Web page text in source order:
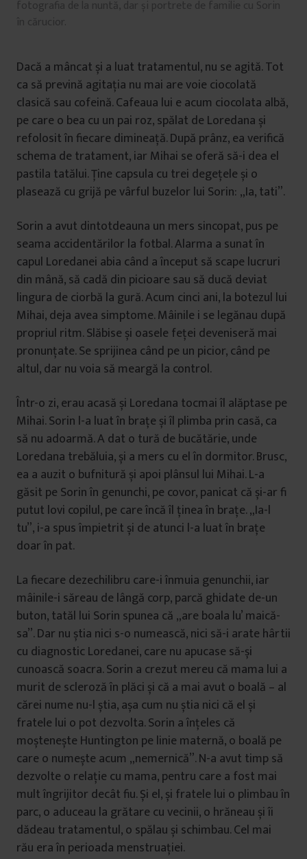
fotografia de la nuntă, dar și portrete de familie cu Sorin
în cărucior.
Dacă a mâncat și a luat tratamentul, nu se agită. Tot
ca să prevină agitația nu mai are voie ciocolată
clasică sau cofeină. Cafeaua lui e acum ciocolata albă,
pe care o bea cu un pai roz, spălat de Loredana și
refolosit în fiecare dimineață. După prânz, ea verifică
schema de tratament, iar Mihai se oferă să-i dea el
pastila tatălui. Ține capsula cu trei degețele și o
plasează cu grijă pe vârful buzelor lui Sorin: „Ia, tati”.
Sorin a avut dintotdeauna un mers sincopat, pus pe
seama accidentărilor la fotbal. Alarma a sunat în
capul Loredanei abia când a început să scape lucruri
din mână, să cadă din picioare sau să ducă deviat
lingura de ciorbă la gură. Acum cinci ani, la botezul lui
Mihai, deja avea simptome. Mâinile i se legănau după
propriul ritm. Slăbise și oasele feței deveniseră mai
pronunțate. Se sprijinea când pe un picior, când pe
altul, dar nu voia să meargă la control.
Într-o zi, erau acasă și Loredana tocmai îl alăptase pe
Mihai. Sorin l-a luat în brațe și îl plimba prin casă, ca
să nu adoarmă. A dat o tură de bucătărie, unde
Loredana trebăluia, și a mers cu el în dormitor. Brusc,
ea a auzit o bufnitură și apoi plânsul lui Mihai. L-a
găsit pe Sorin în genunchi, pe covor, panicat că și-ar fi
putut lovi copilul, pe care încă îl ținea în brațe. „Ia-l
tu”, i-a spus împietrit și de atunci l-a luat în brațe
doar în pat.
La fiecare dezechilibru care-i înmuia genunchii, iar
mâinile-i săreau de lângă corp, parcă ghidate de-un
buton, tatăl lui Sorin spunea că „are boala lu’ maică-
sa”. Dar nu știa nici s-o numească, nici să-i arate hârtii
cu diagnostic Loredanei, care nu apucase să-și
cunoască soacra. Sorin a crezut mereu că mama lui a
murit de scleroză în plăci și că a mai avut o boală – al
cărei nume nu-l știa, așa cum nu știa nici că el și
fratele lui o pot dezvolta. Sorin a înțeles că
moștenește Huntington pe linie maternă, o boală pe
care o numește acum „nemernică”. N-a avut timp să
dezvolte o relație cu mama, pentru care a fost mai
mult îngrijitor decât fiu. Și el, și fratele lui o plimbau în
parc, o aduceau la grătare cu vecinii, o hrăneau și îi
dădeau tratamentul, o spălau și schimbau. Cel mai
rău era în perioada menstruației.